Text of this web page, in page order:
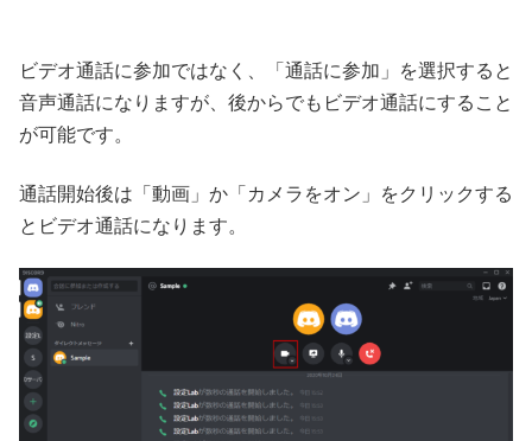
ビデオ通話に参加ではなく、「通話に参加」を選択すると
音声通話になりますが、後からでもビデオ通話にすること
が可能です。
通話開始後は「動画」か「カメラをオン」をクリックする
とビデオ通話になります。